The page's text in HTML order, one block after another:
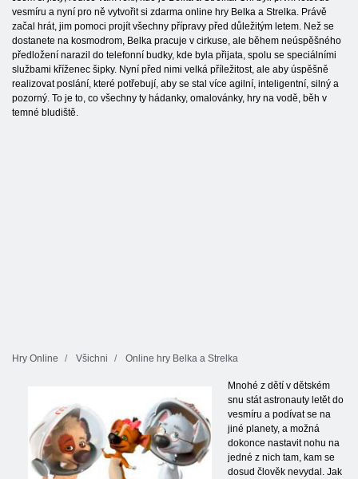
vesmíru a nyní pro ně vytvořit si zdarma online hry Belka a Strelka. Právě
začal hrát, jim pomoci projít všechny přípravy před důležitým letem. Než se
dostanete na kosmodrom, Belka pracuje v cirkuse, ale během neúspěšného
předložení narazil do telefonní budky, kde byla přijata, spolu se speciálními
službami kříženec šipky. Nyní před nimi velká příležitost, ale aby úspěšně
realizovat poslání, které potřebují, aby se stal více agilní, inteligentní, silný a
pozorný. To je to, co všechny ty hádanky, omalovánky, hry na vodě, běh v
temné bludiště.
Hry Online Všichni Online hry Belka a Strelka
Mnohé z dětí v dětském
snu stát astronauty letět do
vesmíru a podívat se na
jiné planety, a možná
dokonce nastavit nohu na
jedné z nich tam, kam se
dosud člověk nevydal. Jak